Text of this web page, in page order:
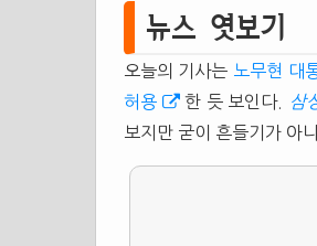
뉴스 엿보기
오늘의 기사는 노무현 대
허용
한 듯 보인다. 삼
보지만 굳이 흔들기가 아